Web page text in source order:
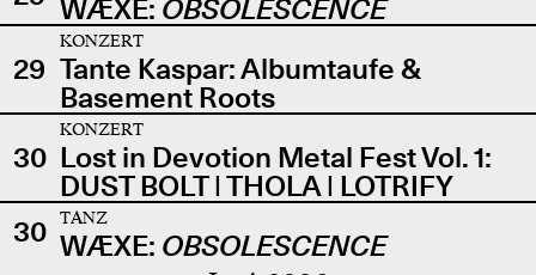
WÆXE: OBSOLESCENCE
29
KONZERT
Tante Kaspar: Albumtaufe &
Basement Roots
30
KONZERT
Lost in Devotion Metal Fest Vol. 1:
DUST BOLT | THOLA | LOTRIFY
30
TANZ
WÆXE: OBSOLESCENCE